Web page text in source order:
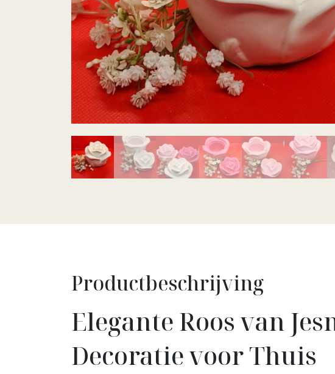
Productbeschrijving
Elegante Roos van
Decoratie voor Thuis